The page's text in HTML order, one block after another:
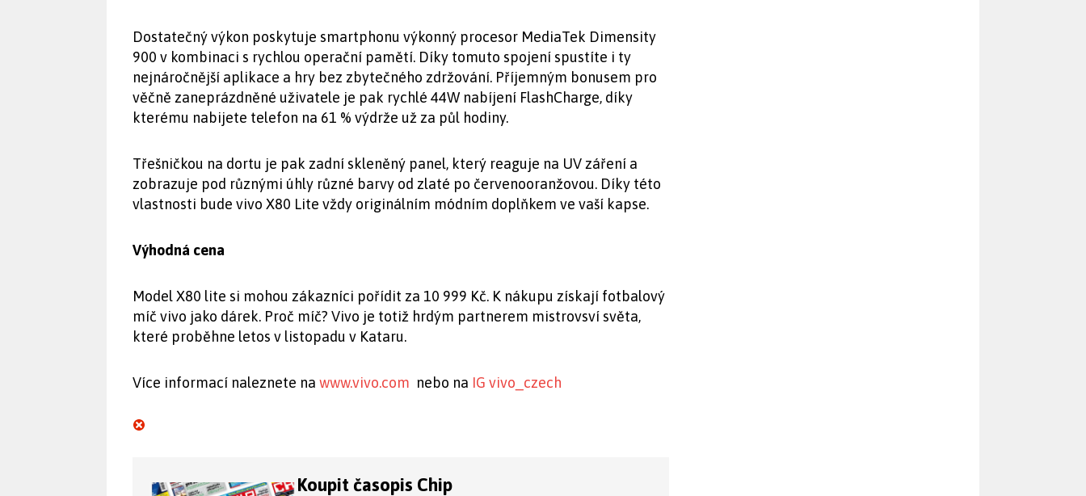
Dostatečný výkon poskytuje smartphonu výkonný procesor MediaTek Dimensity
900 v kombinaci s rychlou operační pamětí. Díky tomuto spojení spustíte i ty
nejnáročnější aplikace a hry bez zbytečného zdržování. Příjemným bonusem pro
věčně zaneprázdněné uživatele je pak rychlé 44W nabíjení FlashCharge, díky
kterému nabijete telefon na 61 % výdrže už za půl hodiny.
Třešničkou na dortu je pak zadní skleněný panel, který reaguje na UV záření a
zobrazuje pod různými úhly různé barvy od zlaté po červenooranžovou. Díky této
vlastnosti bude vivo X80 Lite vždy originálním módním doplňkem ve vaší kapse.
Výhodná cena
Model X80 lite si mohou zákazníci pořídit za 10 999 Kč. K nákupu získají fotbalový
míč vivo jako dárek. Proč míč? Vivo je totiž hrdým partnerem mistrovsví světa,
které proběhne letos v listopadu v Kataru.
Více informací naleznete na www.vivo.com nebo na IG vivo_czech
Koupit časopis Chip